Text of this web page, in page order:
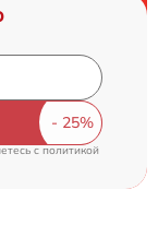
cполитикой